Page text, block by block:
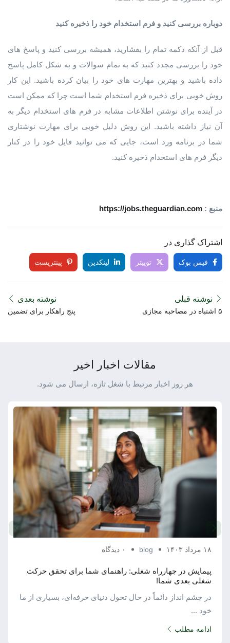
دوباره بررسی کنید و فرم استخدام خود را ذخیره کنید
قبل از آنکه دکمه تمام را بفشارید، همیشه بررسی کنید و پاسخ های
خود را بررسی مجدد کنید که به تمام سوالات و به شکل کامل پاسخ
داده باشید و بهترین مهارت های خود را بیان کرده باشید. این کار
روش خوبی برای ذخیره فرم استخدام شما است چرا که ممکن است
در آینده برای نوشتن اطلاعات مشابه در فرم های استخدام دیگر به
آن نیاز داشته باشید. این روش دلیل خوبی برای مهارت نوشتاری
شما در برنامه ورد است، جایی که می توانید فایل خود را در کنار
دیگر فرم های استخدام ذخیره کنید.
منبع : https://jobs.theguardian.com
اشتراک گذاری در
فیس بوک توییتر لینکدین پینتریست
نوشته قبلی
۵ اشتباه در مصاحبه مجازی
نوشته بعدی
پنج راهکار برای تضمین
مقالات اخبار اخیر
هر روز اخبار مرتبط با شغل تازه، ارسال می شود.
۱۸ مرداد ۱۴۰۳ blog ۰ دیدگاه
پیمایش در چهارراه شغلی: راهنمای شما برای تحقق حرکت
شغلی بعدی شما!
در چشم ‌انداز دائماً در حال تحول دنیای حرفه‌ای، بسیاری از ما
خود ...
ادامه مطلب